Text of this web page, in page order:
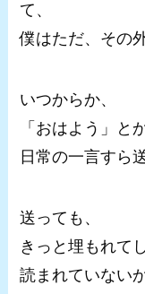
て、
僕はただ、その
いつからか、
「おはよう」と
日常の一言すら
送っても、
きっと埋もれて
読まれていない